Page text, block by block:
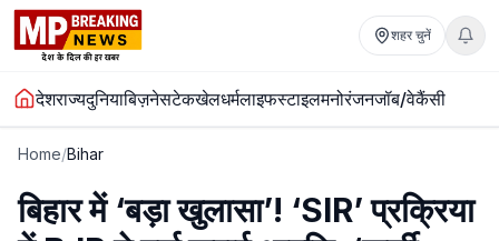
शहर चुनें
देशराज्यदुनियाबिज़नेसटेकखेलधर्मलाइफस्टाइलमनोरंजनजॉब/वेकैंसी
Home/Bihar
बिहार में ‘बड़ा खुलासा’! ‘SIR’ प्रक्रिया